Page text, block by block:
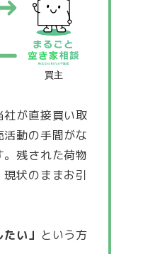
社が直接買い取
動の手間がな
残された荷物
状のままお引
い」 という方